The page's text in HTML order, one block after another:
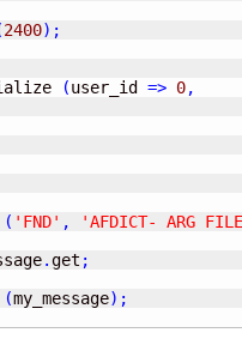
2400) ;
(user_id => 0,
( 'FND' ,
'AFDICT- ARG
.get ;
(my_message) ;